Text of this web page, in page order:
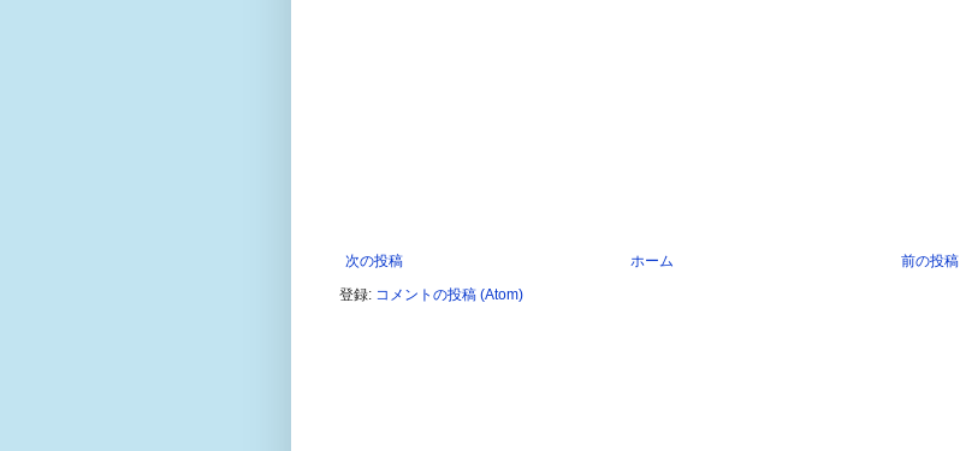
次の投稿 前の投稿
ホーム
登録: コメントの投稿 (Atom)